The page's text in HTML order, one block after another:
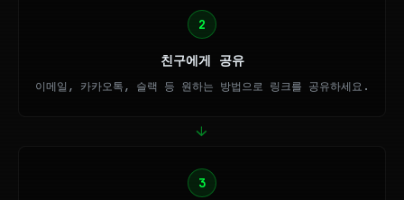
2
친구에게 공유
이메일, 카카오톡, 슬랙 등 원하는 방법으로 링크를 공유하세요.
→
3